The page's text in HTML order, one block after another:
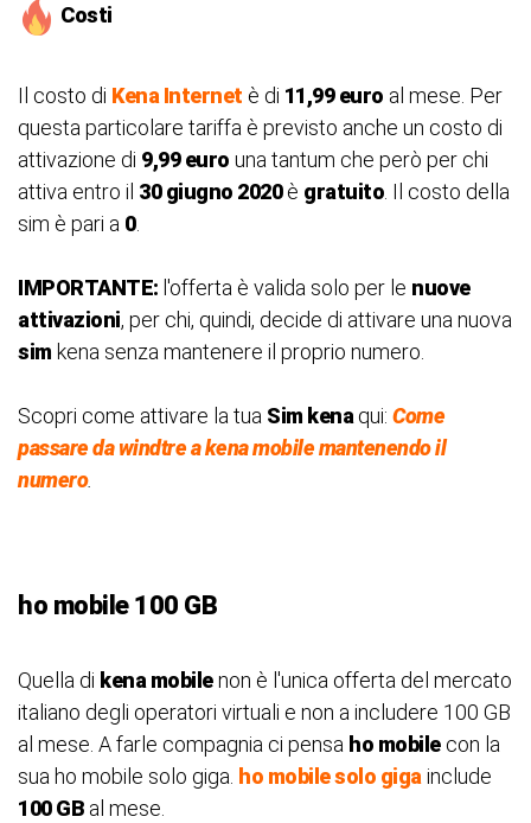
Costi
Il costo di Kena Internet è di 11,99 euro al mese. Per
questa particolare tariffa è previsto anche un costo di
attivazione di 9,99 euro una tantum che però per chi
attiva entro il 30 giugno 2020è gratuito. Il costo della
sim è pari a 0.
IMPORTANTE: l'offerta è valida solo per le nuove
attivazioni, per chi, quindi, decide di attivare una nuova
sim kena senza mantenere il proprio numero.
Scopri come attivare la tua Sim kenaqui: Come
passare da windtre a kena mobile mantenendo il
numero.
ho mobile 100 GB
Quella di kena mobilenon è l'unica offerta del mercato
italiano degli operatori virtuali e non a includere 100 GB
al mese. A farle compagnia ci pensa ho mobilecon la
sua ho mobile solo giga. ho mobile solo gigainclude
100 GB al mese.